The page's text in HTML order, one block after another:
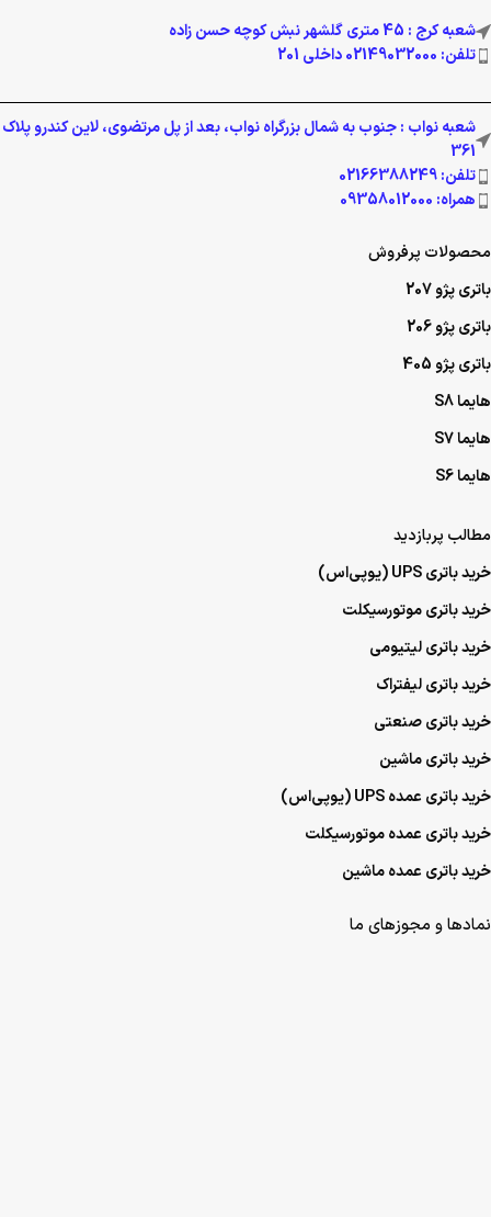
شعبه کرج : 45 متری گلشهر نبش کوچه حسن زاده
تلفن: 02149032000 داخلی 201
شعبه نواب : جنوب به شمال بزرگراه نواب، بعد از پل مرتضوی، لاین کندرو پلاک
361
تلفن: 02166388249
همراه: 09358012000
محصولات پرفروش
باتری پژو 207
باتری پژو 206
باتری پژو 405
هایما S8
هایما S7
هایما S6
مطالب پربازدید
خرید باتری UPS (یو‌پی‌اس)
خرید باتری موتورسیکلت
خرید باتری لیتیومی
خرید باتری لیفتراک
خرید باتری صنعتی
خرید باتری ماشین
خرید باتری عمده UPS (یو‌پی‌اس)
خرید باتری عمده موتورسیکلت
خرید باتری عمده ماشین
نمادها و مجوزهای ما